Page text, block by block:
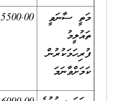
މަތީ ސާނަވީ
ތައުލީމު
ފުރިހަމަކުރުން
ކަމަށްވާނަމަ
5500.00 ރ